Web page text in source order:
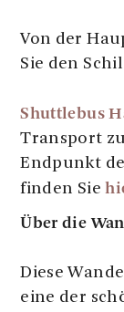
Von der
Sie den
Shuttlebus
Transport
Endpunkt
finden Sie
Über die
Diese
eine der